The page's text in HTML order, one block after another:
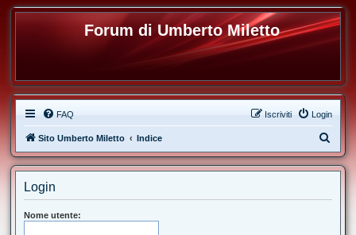
Forum di Umberto Miletto
FAQ Login
Iscriviti
Sito Umberto Miletto Indice
e
Login
Nome utente: